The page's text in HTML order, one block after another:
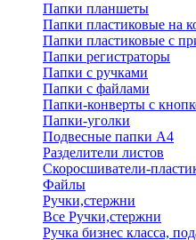
Папки планшеты
Папки пластиковые на
Папки пластиковые с
Папки регистраторы
Папки с ручками
Папки с файлами
Папки-конверты с
Папки-уголки
Подвесные папки А4
Разделители листов
Скоросшиватели-
Файлы
Ручки,стержни
Все Ручки,стержни
Ручка бизнес класса,